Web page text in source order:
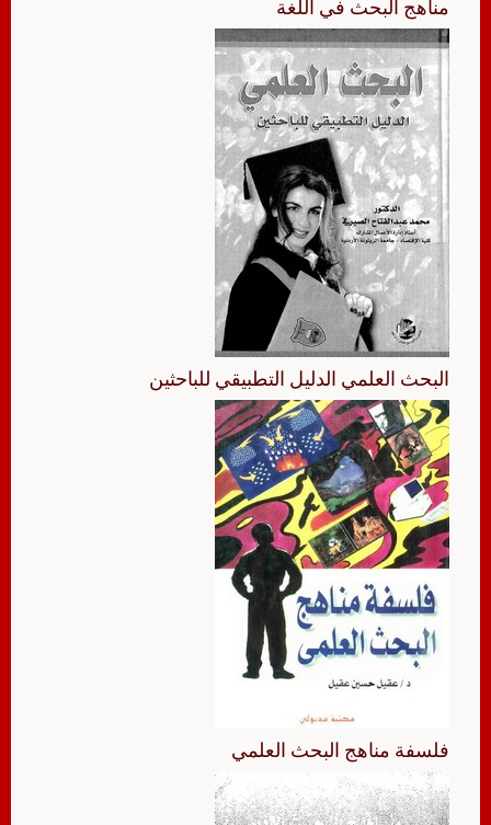
مناهج البحث في اللغة
البحث العلمي الدليل التطبيقي للباحثين
فلسفة مناهج البحث العلمي